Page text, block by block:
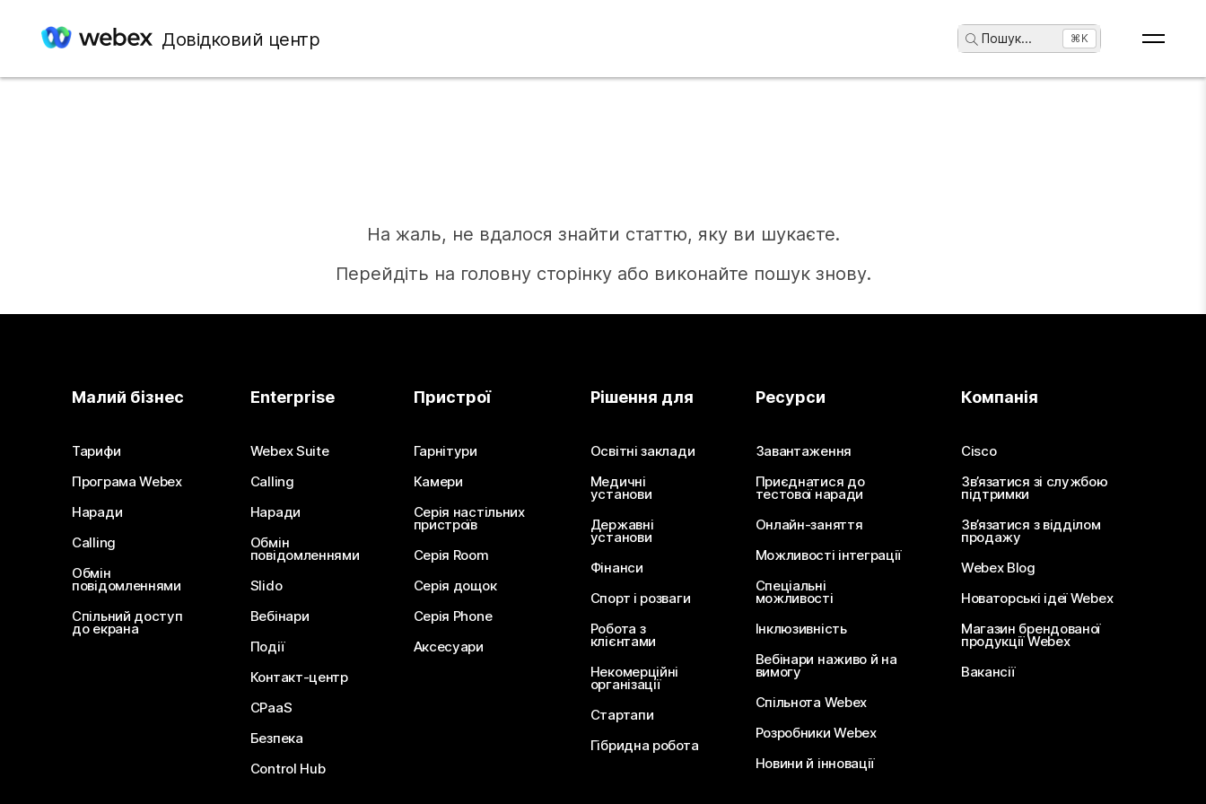
Довідковий центр Пошук... ⌘K
На жаль, не вдалося знайти статтю, яку ви шукаєте.
Перейдіть на головну сторінку або виконайте пошук знову.
Потрібна відповідь?
Надішліть запитання
Малий бізнес
Тарифи
Програма Webex
Наради
Calling
Обмін
повідомленнями
Спільний доступ
до екрана
Enterprise
Webex Suite
Calling
Наради
Обмін
повідомленнями
Slido
Вебінари
Події
Контакт-центр
CPaaS
Безпека
Control Hub
Пристрої
Гарнітури
Камери
Серія настільних
пристроїв
Серія Room
Серія дощок
Серія Phone
Аксесуари
Рішення для
Освітні заклади
Медичні
установи
Державні
установи
Фінанси
Спорт і розваги
Робота з
клієнтами
Некомерційні
організації
Стартапи
Гібридна робота
Ресурси
Завантаження
Приєднатися до
тестової наради
Онлайн-заняття
Можливості інтеграції
Спеціальні
можливості
Інклюзивність
Вебінари наживо й на
вимогу
Спільнота Webex
Розробники Webex
Новини й інновації
Компанія
Cisco
Зв’язатися зі службою
підтримки
Зв’язатися з відділом
продажу
Webex Blog
Новаторські ідеї Webex
Магазин брендованої
продукції Webex
Вакансії